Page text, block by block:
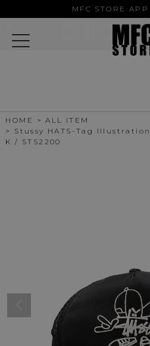
MFC STORE
HOME
ALL ITEM
Stussy HATS-Tag
K / STS2200
MFC STORE
MFC STORE/
Google Play